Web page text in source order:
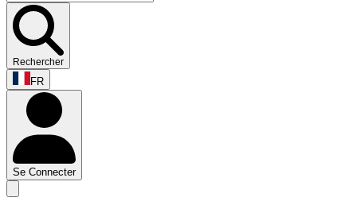
Rechercher
FR
Se Connecter